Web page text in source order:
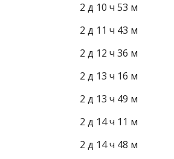
2 д 10 ч 53 м
2 д 11 ч 43 м
2 д 12 ч 36 м
2 д 13 ч 16 м
2 д 13 ч 49 м
2 д 14 ч 11 м
2 д 14 ч 48 м